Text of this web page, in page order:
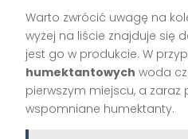
Warto zwrócić uwagę na
wyżej na liście znajduje się
jest go w produkcie. W
humektantowych woda
pierwszym miejscu, a zaraz
wspomniane humektanty.